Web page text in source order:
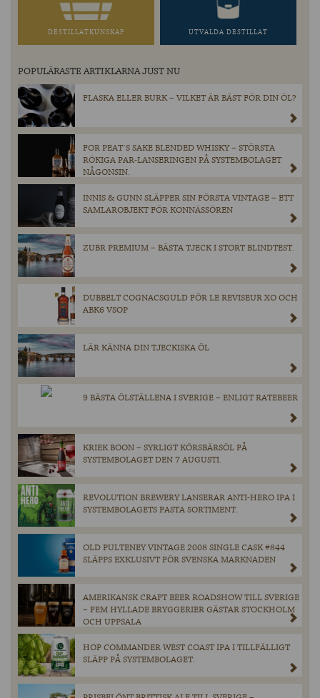
DESTILLATKUNSKAP UTVALDA DESTILLAT
POPULÄRASTE ARTIKLARNA JUST NU
FLASKA ELLER BURK – VILKET ÄR BÄST FÖR DIN ÖL?
FOR PEAT´S SAKE BLENDED WHISKY – STÖRSTA
RÖKIGA PAR-LANSERINGEN PÅ SYSTEMBOLAGET
NÅGONSIN.
INNIS & GUNN SLÄPPER SIN FÖRSTA VINTAGE – ETT
SAMLAROBJEKT FÖR KONNÄSSÖREN
ZUBR PREMIUM – BÄSTA TJECK I STORT BLINDTEST.
DUBBELT COGNACSGULD FÖR LE REVISEUR XO OCH
ABK6 VSOP
LÄR KÄNNA DIN TJECKISKA ÖL
9 BÄSTA ÖLSTÄLLENA I SVERIGE – ENLIGT RATEBEER
KRIEK BOON – SYRLIGT KÖRSBÄRSÖL PÅ
SYSTEMBOLAGET DEN 7 AUGUSTI.
REVOLUTION BREWERY LANSERAR ANTI-HERO IPA I
SYSTEMBOLAGETS FASTA SORTIMENT.
OLD PULTENEY VINTAGE 2008 SINGLE CASK #844
SLÄPPS EXKLUSIVT FÖR SVENSKA MARKNADEN
AMERIKANSK CRAFT BEER ROADSHOW TILL SVERIGE
– FEM HYLLADE BRYGGERIER GÄSTAR STOCKHOLM
OCH UPPSALA
HOP COMMANDER WEST COAST IPA I TILLFÄLLIGT
SLÄPP PÅ SYSTEMBOLAGET.